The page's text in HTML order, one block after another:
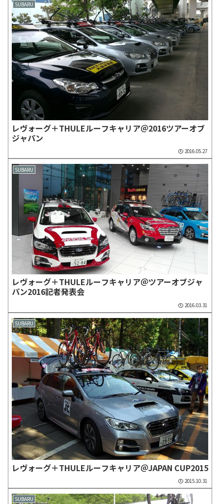
SUBARU
レヴォーグ＋THULEルーフキャリア＠2016ツアーオブ
ジャパン
2016.05.27
SUBARU
レヴォーグ＋THULEルーフキャリア＠ツアーオブジャ
パン2016記者発表会
2016.03.31
SUBARU
レヴォーグ＋THULEルーフキャリア＠JAPAN CUP2015
2015.10.31
SUBARU